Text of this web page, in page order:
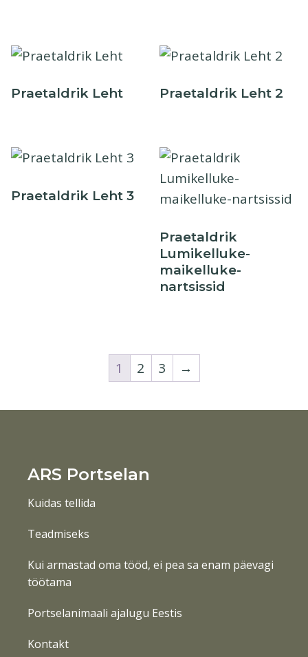
Praetaldrik Leht Praetaldrik Leht 2
Praetaldrik Leht 3
Praetaldrik
Lumikelluke-
maikelluke-
nartsissid
1 2 3 →
ARS Portselan
Kuidas tellida
Teadmiseks
Kui armastad oma tööd, ei pea sa enam päevagi
töötama
Portselanimaali ajalugu Eestis
Kontakt